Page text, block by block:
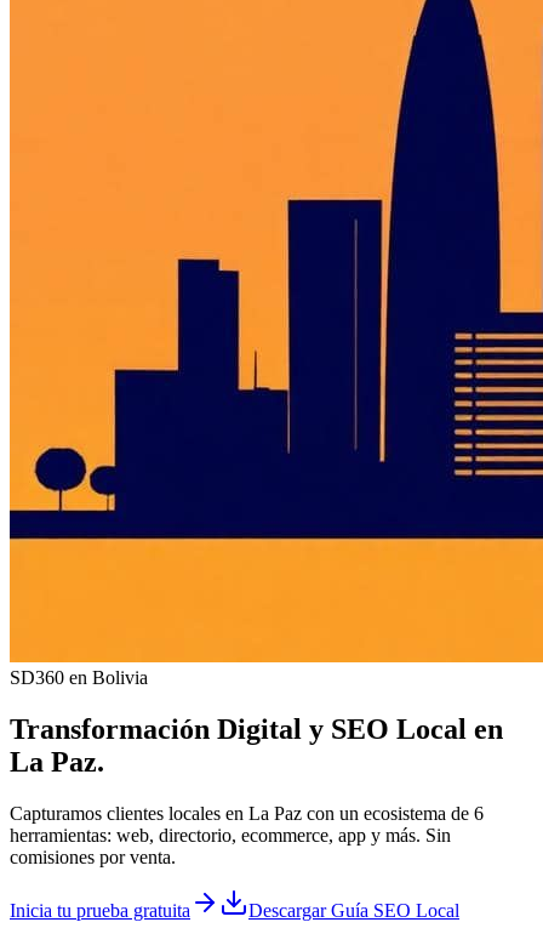
SD360 en Bolivia
Transformación Digital y SEO Local en
La Paz.
Capturamos clientes locales en La Paz con un ecosistema de 6
herramientas: web, directorio, ecommerce, app y más. Sin
comisiones por venta.
Inicia tu prueba gratuita Descargar Guía SEO Local